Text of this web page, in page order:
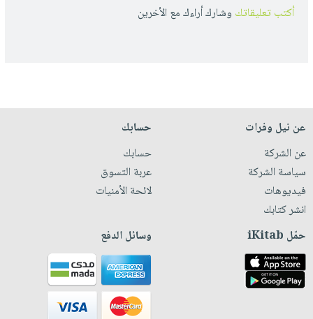
أكتب تعليقاتك وشارك أراءك مع الأخرين
عن نيل وفرات
عن الشركة
سياسة الشركة
فيديوهات
انشر كتابك
حسابك
حسابك
عربة التسوق
لائحة الأمنيات
حمّل iKitab وسائل الدفع